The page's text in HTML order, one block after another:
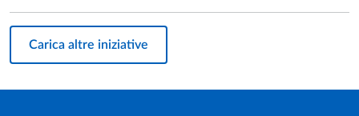
bando competitivo con revisione tra pari CARIPARMA
(2018) “Produzione di composti aromatici a partire da
sottoprodotti di natura ortofrutticola”. Dal 13/12/2018
Carica altre iniziative